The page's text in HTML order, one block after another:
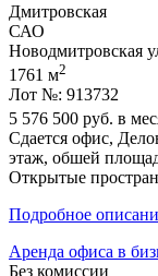
Дмитровская
САО
Новодмитровская
1761 м2
Лот №: 913732
5 576 500 руб. в
Сдается офис,­
этаж,­ обшей
Открытые
Подробное
Аренда офиса в
Без комиссии